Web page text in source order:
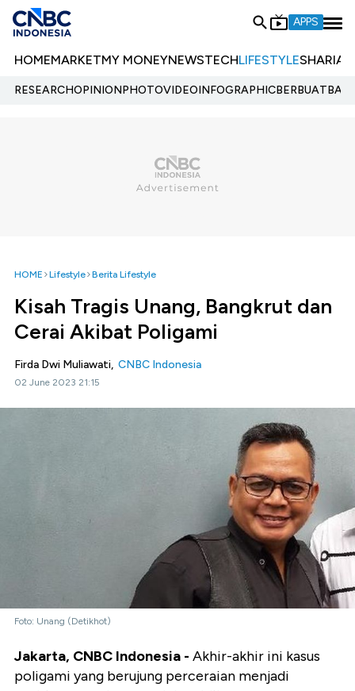
APPS
HOMEMARKETMY MONEYNEWSTECHLIFESTYLESHARIA
RESEARCHOPINIONPHOTOVIDEOINFOGRAPHIC
HOME Lifestyle Berita Lifestyle
Kisah Tragis Unang, Bangkrut dan
Cerai Akibat Poligami
Firda Dwi Muliawati, CNBC Indonesia
02 June 2023 21:15
Foto: Unang (Detikhot)
Jakarta, CNBC Indonesia - Akhir-akhir ini kasus
poligami yang berujung perceraian menjadi